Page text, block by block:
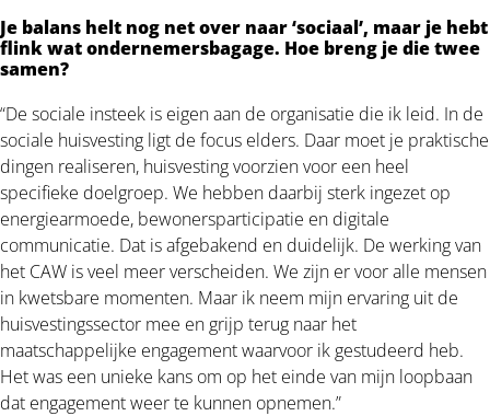
Je balans helt nog net over naar ‘sociaal’, maar je hebt
flink wat ondernemersbagage. Hoe breng je die twee
samen?
“De sociale insteek is eigen aan de organisatie die ik leid. In de
sociale huisvesting ligt de focus elders. Daar moet je praktische
dingen realiseren, huisvesting voorzien voor een heel
specifieke doelgroep. We hebben daarbij sterk ingezet op
energiearmoede, bewonersparticipatie en digitale
communicatie. Dat is afgebakend en duidelijk. De werking van
het CAW is veel meer verscheiden. We zijn er voor alle mensen
in kwetsbare momenten. Maar ik neem mijn ervaring uit de
huisvestingssector mee en grijp terug naar het
maatschappelijke engagement waarvoor ik gestudeerd heb.
Het was een unieke kans om op het einde van mijn loopbaan
dat engagement weer te kunnen opnemen.”